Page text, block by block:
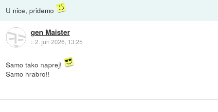
U nice, pridemo
gen Maister
::2. jun 2026, 13:25
Samo tako naprej!
Samo hrabro!!